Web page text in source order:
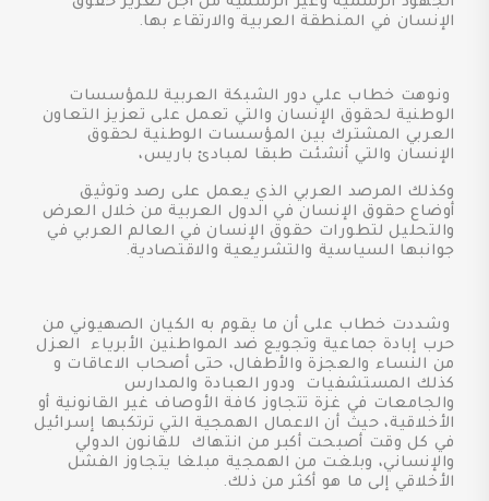
الإنسان في المنطقة العربية والارتقاء بها.
ونوهت خطاب علي دور الشبكة العربية للمؤسسات
الوطنية لحقوق الإنسان والتي تعمل على تعزيز التعاون
العربي المشترك بين المؤسسات الوطنية لحقوق
الإنسان والتي أنشئت طبقا لمبادئ باريس،
وكذلك المرصد العربي الذي يعمل على رصد وتوثيق
أوضاع حقوق الإنسان في الدول العربية من خلال العرض
والتحليل لتطورات حقوق الإنسان في العالم العربي في
جوانبها السياسية والتشريعية والاقتصادية.
وشددت خطاب على أن ما يقوم به الكيان الصهيوني من
حرب إبادة جماعية وتجويع ضد المواطنين الأبرياء العزل
من النساء والعجزة والأطفال، حتى أصحاب الاعاقات و
كذلك المستشفيات ودور العبادة والمدارس
والجامعات في غزة تتجاوز كافة الأوصاف غير القانونية أو
الأخلاقية، حيث أن الاعمال الهمجية التي ترتكبها إسرائيل
في كل وقت أصبحت أكبر من انتهاك للقانون الدولي
والإنساني، وبلغت من الهمجية مبلغا يتجاوز الفشل
الأخلاقي إلى ما هو أكثر من ذلك.